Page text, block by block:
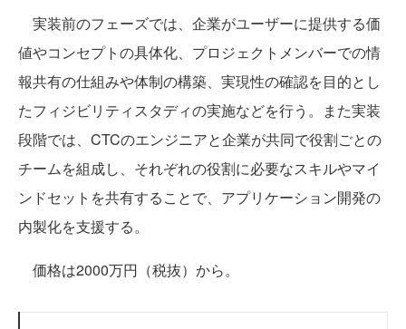
実装前のフェーズでは、企業がユーザーに提供する価
値やコンセプトの具体化、プロジェクトメンバーでの情
報共有の仕組みや体制の構築、実現性の確認を目的とし
たフィジビリティスタディの実施などを行う。また実装
段階では、CTCのエンジニアと企業が共同で役割ごとの
チームを組成し、それぞれの役割に必要なスキルやマイ
ンドセットを共有することで、アプリケーション開発の
内製化を支援する。
価格は2000万円（税抜）から。